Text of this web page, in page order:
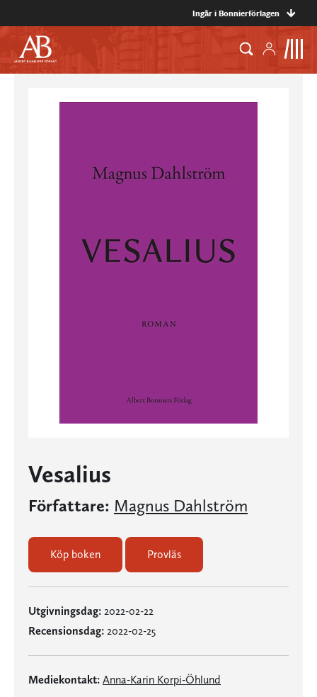
Ingår i Bonnierförlagen
Vesalius
Författare: Magnus Dahlström
Köp boken Provläs
Utgivningsdag: 2022-02-22
Recensionsdag: 2022-02-25
Mediekontakt: Anna-Karin Korpi-Öhlund